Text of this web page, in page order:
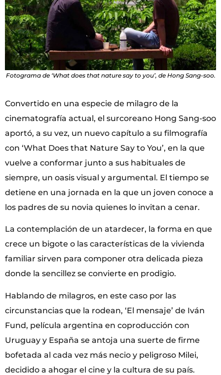
Fotograma de ‘What does that nature say to you’, de Hong Sang-soo.
Convertido en una especie de milagro de la
cinematografía actual, el surcoreano Hong Sang-soo
aportó, a su vez, un nuevo capítulo a su filmografía
con ‘What Does that Nature Say to You’, en la que
vuelve a conformar junto a sus habituales de
siempre, un oasis visual y argumental. El tiempo se
detiene en una jornada en la que un joven conoce a
los padres de su novia quienes lo invitan a cenar.
La contemplación de un atardecer, la forma en que
crece un bigote o las características de la vivienda
familiar sirven para componer otra delicada pieza
donde la sencillez se convierte en prodigio.
Hablando de milagros, en este caso por las
circunstancias que la rodean, ‘El mensaje’ de Iván
Fund, película argentina en coproducción con
Uruguay y España se antoja una suerte de firme
bofetada al cada vez más necio y peligroso Milei,
decidido a ahogar el cine y la cultura de su país.